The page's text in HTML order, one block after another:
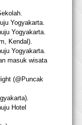
Yogyakarta.
Yogyakarta.
Kendal).
Yogyakarta.
masuk wisata
(@Puncak
Hotel